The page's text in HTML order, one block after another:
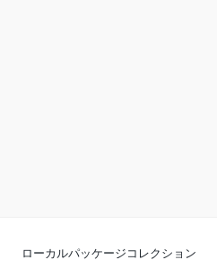
ローカルパッケージコレクション